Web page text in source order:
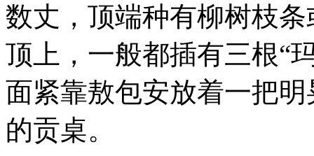
数丈，顶端种有柳树枝
顶上，一般都插有三根“
面紧靠敖包安放着一把
的贡桌。